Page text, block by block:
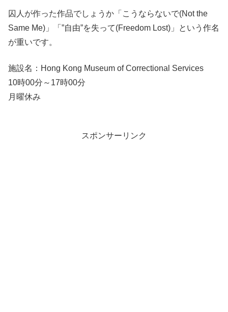
囚人が作った作品でしょうか「こうならないで(Not the
Same Me)」「”自由”を失って(Freedom Lost)」という作名
が重いです。
施設名：Hong Kong Museum of Correctional Services
10時00分～17時00分
月曜休み
スポンサーリンク